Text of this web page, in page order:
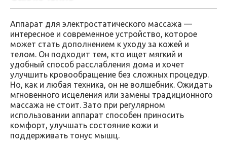
Аппарат для электростатического массажа —
интересное и современное устройство, которое
может стать дополнением к уходу за кожей и
телом. Он подходит тем, кто ищет мягкий и
удобный способ расслабления дома и хочет
улучшить кровообращение без сложных процедур.
Но, как и любая техника, он не волшебник. Ожидать
мгновенного исцеления или замены традиционного
массажа не стоит. Зато при регулярном
использовании аппарат способен приносить
комфорт, улучшать состояние кожи и
поддерживать тонус мышц.